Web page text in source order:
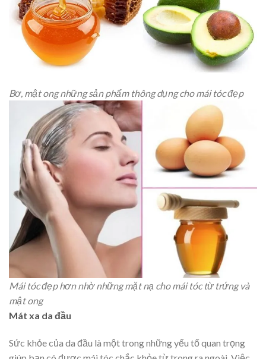
Bơ, mật ong những sản phẩm thông dụng cho mái tóc đẹp
Mái tóc đẹp hơn nhờ những mặt nạ cho mái tóc từ trứng và
mật ong
Mát xa da đầu
Sức khỏe của da đầu là một trong những yếu tố quan trọng